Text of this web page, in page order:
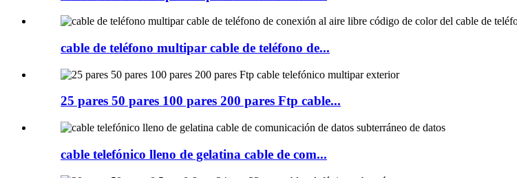
cable de teléfono multipar cable de teléfono de...
25 pares 50 pares 100 pares 200 pares Ftp cable...
cable telefónico lleno de gelatina cable de com...